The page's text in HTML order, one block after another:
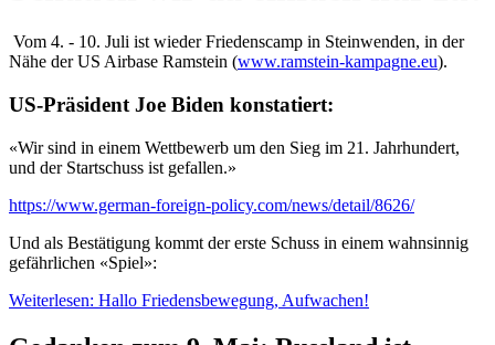
Vom 4. - 10. Juli ist wieder Friedenscamp in Steinwenden, in der
Nähe der US Airbase Ramstein (www.ramstein-kampagne.eu).
US-Präsident Joe Biden konstatiert:
«Wir sind in einem Wettbewerb um den Sieg im 21. Jahrhundert,
und der Startschuss ist gefallen.»
https://www.german-foreign-policy.com/news/detail/8626/
Und als Bestätigung kommt der erste Schuss in einem wahnsinnig
gefährlichen «Spiel»:
Weiterlesen: Hallo Friedensbewegung, Aufwachen!